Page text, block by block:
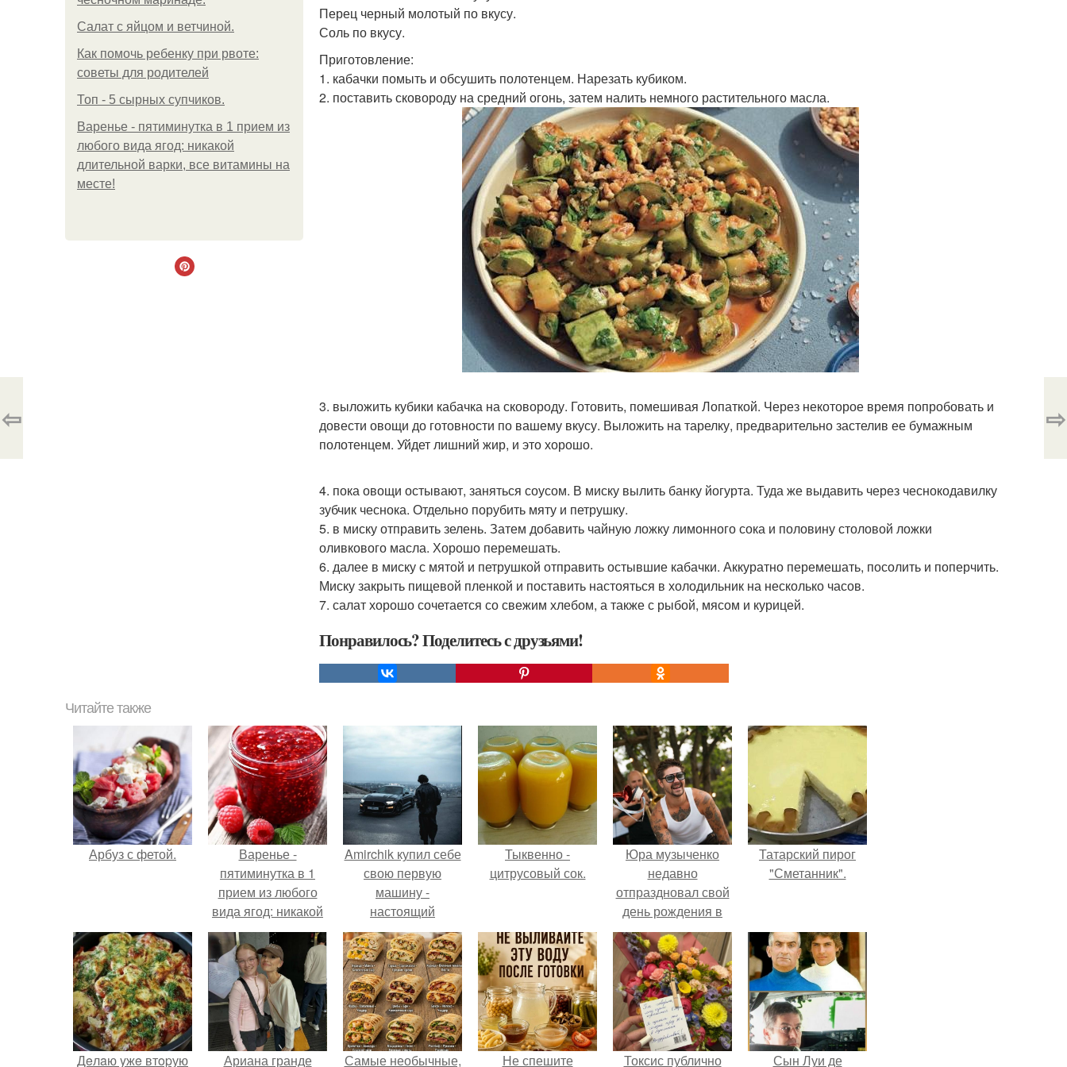
Салат с яйцом и ветчиной.
Как помочь ребенку при рвоте:
советы для родителей
Топ - 5 сырных супчиков.
Варенье - пятиминутка в 1 прием из
любого вида ягод: никакой
длительной варки, все витамины на
месте!
Перец черный молотый по вкусу.
Соль по вкусу.
Приготовление:
1. кабачки помыть и обсушить полотенцем. Нарезать кубиком.
2. поставить сковороду на средний огонь, затем налить немного растительного масла.
3. выложить кубики кабачка на сковороду. Готовить, помешивая Лопаткой. Через некоторое время попробовать и
довести овощи до готовности по вашему вкусу. Выложить на тарелку, предварительно застелив ее бумажным
полотенцем. Уйдет лишний жир, и это хорошо.
4. пока овощи остывают, заняться соусом. В миску вылить банку йогурта. Туда же выдавить через чеснокодавилку
зубчик чеснока. Отдельно порубить мяту и петрушку.
5. в миску отправить зелень. Затем добавить чайную ложку лимонного сока и половину столовой ложки
оливкового масла. Хорошо перемешать.
6. далее в миску с мятой и петрушкой отправить остывшие кабачки. Аккуратно перемешать, посолить и поперчить.
Миску закрыть пищевой пленкой и поставить настояться в холодильник на несколько часов.
7. салат хорошо сочетается со свежим хлебом, а также с рыбой, мясом и курицей.
Понравилось? Поделитесь с друзьями!
⇦ ⇨
Читайте также
Арбуз с фетой.
Варенье -
пятиминутка в 1
прием из любого
вида ягод: никакой
длительной варки,
все витамины на
месте!
Amirchik купил себе
свою первую
машину -
настоящий
автомобиль мечты
для многих
автолюбителей.
Тыквенно -
цитрусовый сок.
Юра музыченко
недавно
отпраздновал свой
день рождения в
кругу самых
близких и родных
людей.
Татарский пирог
"Сметанник".
Дeлaю yжe втopую Ариана гранде Самые необычные, Не спешите Токсис публично Сын Луи де